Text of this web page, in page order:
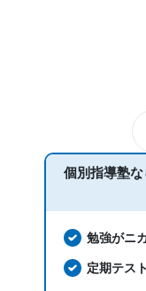
個別指導塾
勉強がニ
定期テス